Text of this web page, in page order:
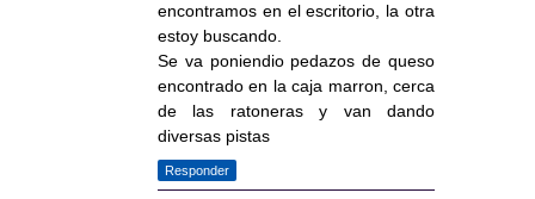
encontramos en el escritorio, la otra
estoy buscando.
Se va poniendio pedazos de queso
encontrado en la caja marron, cerca
de las ratoneras y van dando
diversas pistas
Responder